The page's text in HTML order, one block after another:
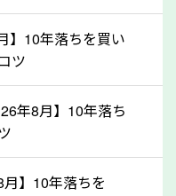
していた自動車税が
すから、自動車税の
還付されます。不要
うが良いでしょう。
】10年落ちを買い
ツ
年8月】10年落ち
】10年落ちを